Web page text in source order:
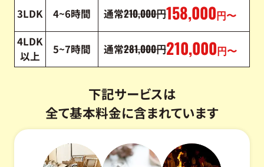
3LDK 4~6時間 通常210,000円158,000 円〜
4LDK
以上
5~7時間 通常281,000円210,000 円〜
下記サービスは
全て基本料金に含まれています